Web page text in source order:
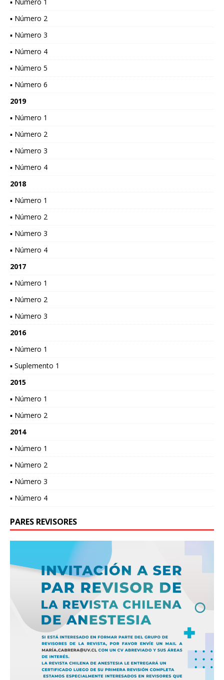
▪ Número 2
▪ Número 3
▪ Número 4
▪ Número 5
▪ Número 6
2019
▪ Número 1
▪ Número 2
▪ Número 3
▪ Número 4
2018
▪ Número 1
▪ Número 2
▪ Número 3
▪ Número 4
2017
▪ Número 1
▪ Número 2
▪ Número 3
2016
▪ Número 1
▪ Suplemento 1
2015
▪ Número 1
▪ Número 2
2014
▪ Número 1
▪ Número 2
▪ Número 3
▪ Número 4
PARES REVISORES